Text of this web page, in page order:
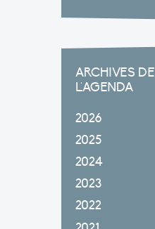
ARCHIVES DE
L'AGENDA
2026
2025
2024
2023
2022